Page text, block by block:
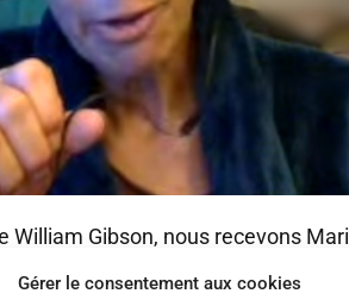
Gérer le consentement aux cookies
William Gibson, nous recevons